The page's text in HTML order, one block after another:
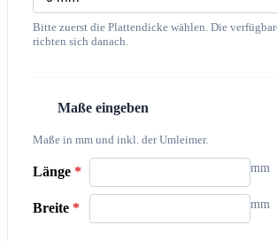
Bitte zuerst die Plattendicke wählen. Die
richten sich danach.
Maße eingeben
Maße in mm und inkl. der Umleimer.
Länge * mm
Breite * mm